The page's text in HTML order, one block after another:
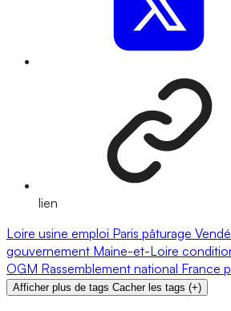
lien
Loire usine emploi Paris pâturage
gouvernement Maine-et-Loire
OGM Rassemblement national France
Afficher plus de tags Cacher les tags (+)